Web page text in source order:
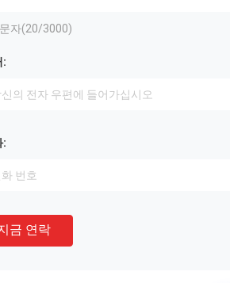
자(20/3000)
:
:
금 연락